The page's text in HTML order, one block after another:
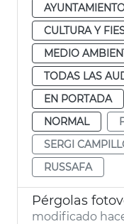
CULTURA Y
MEDIO
TODAS LAS
EN PORTADA
NORMAL
SERGI
RUSSAFA
Pérgolas
modificado